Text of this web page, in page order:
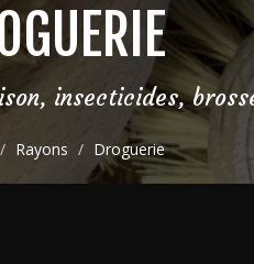
insecticides,
Rayons Droguerie